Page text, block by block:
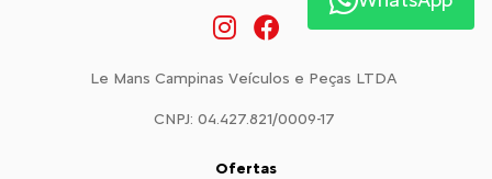
Le Mans Campinas Veículos e Peças LTDA
CNPJ: 04.427.821/0009-17
Ofertas